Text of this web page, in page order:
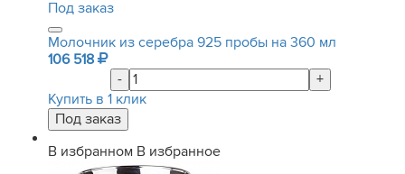
Под заказ
Молочник из серебра 925 пробы на 360 мл
106 518
-
+
Купить в 1 клик
В избранном В избранное